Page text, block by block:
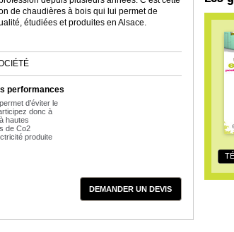
de chaudières à bois qui lui permet de
étudiées et produites en Alsace.
DEMANDER UN DEVIS
performances
d’éviter le
donc à
hautes
de Co2
produite